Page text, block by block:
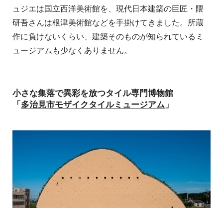
ュジエは国立西洋美術館を、現代日本建築の巨匠・隈
研吾さんは根津美術館などを手掛けてきました。所蔵
作に負けないくらい、建築そのものが知られているミ
ュージアムも少なくありません。
小さな集落で異彩を放つタイル専門博物館
「 多治見市モザイクタイルミュージアム 」